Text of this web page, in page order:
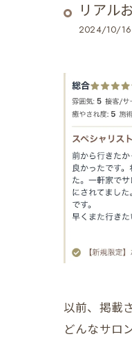
リアル
2024/10/16
以前、掲載
どんなサロ